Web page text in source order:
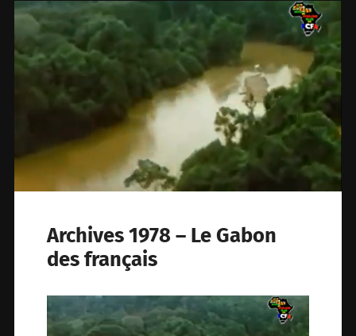
Archives 1978 – Le Gabon
des français